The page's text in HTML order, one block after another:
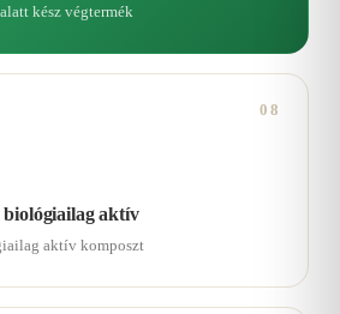
kész végtermék
08
aktív
aktív komposzt